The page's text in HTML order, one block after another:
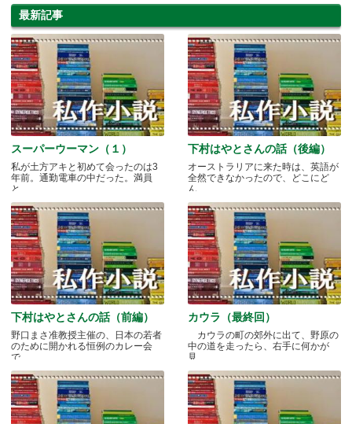
最新記事
スーパーウーマン（１）
私が土方アキと初めて会ったのは3
年前。通勤電車の中だった。満員
と.....
下村はやとさんの話（後編）
オーストラリアに来た時は、英語が
全然できなかったので、どこにど
ん.....
下村はやとさんの話（前編）
野口まさ准教授主催の、日本の若者
のために開かれる恒例のカレー会
で.....
カウラ（最終回）
カウラの町の郊外に出て、野原の
中の道を走ったら、右手に何かが
見.....